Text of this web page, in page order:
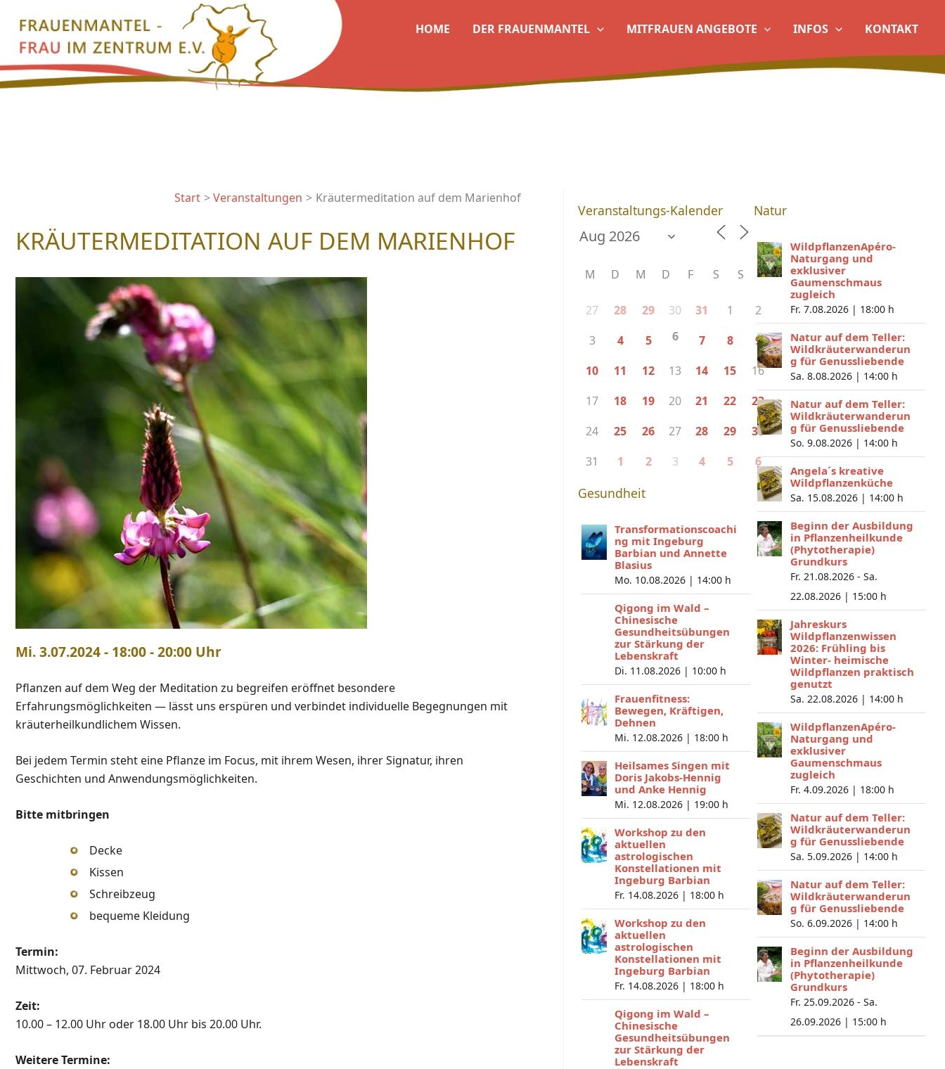
Inhalt
springen
HOME DER FRAUENMANTEL MITFRAUEN ANGEBOTE INFOS KONTAKT
Start Veranstaltungen Kräutermeditation auf dem Marienhof
KRÄUTERMEDITATION AUF DEM MARIENHOF
Mi. 3.07.2024 - 18:00 - 20:00 Uhr
Pflanzen auf dem Weg der Meditation zu begreifen eröffnet besondere
Erfahrungsmöglichkeiten — lässt uns erspüren und verbindet individuelle Begegnungen mit
kräuterheilkundlichem Wissen.
Bei jedem Termin steht eine Pflanze im Focus, mit ihrem Wesen, ihrer Signatur, ihren
Geschichten und Anwendungsmöglichkeiten.
Bitte mitbringen
Decke
Kissen
Schreibzeug
bequeme Kleidung
Termin:
Mittwoch, 07. Februar 2024
Zeit:
10.00 – 12.00 Uhr oder 18.00 Uhr bis 20.00 Uhr.
Weitere Termine:
Veranstaltungs-Kalender
M D M D F S S
27 28 29 30 31 1
2
3
4 5 6 7 8
9
10
11 12 13 14 15
16
17
18 19 20 21 22
23
24
25 26 27 28 29
30
31
1 2 3 4 5 6
Gesundheit
Transformationscoachi
ng mit Ingeburg
Barbian und Annette
Blasius
Mo. 10.08.2026 | 14:00 h
Qigong im Wald –
Chinesische
Gesundheitsübungen
zur Stärkung der
Lebenskraft
Di. 11.08.2026 | 10:00 h
Frauenfitness:
Bewegen, Kräftigen,
Dehnen
Mi. 12.08.2026 | 18:00 h
Heilsames Singen mit
Doris Jakobs-Hennig
und Anke Hennig
Mi. 12.08.2026 | 19:00 h
Workshop zu den
aktuellen
astrologischen
Konstellationen mit
Ingeburg Barbian
Fr. 14.08.2026 | 18:00 h
Workshop zu den
aktuellen
astrologischen
Konstellationen mit
Ingeburg Barbian
Fr. 14.08.2026 | 18:00 h
Qigong im Wald –
Chinesische
Gesundheitsübungen
zur Stärkung der
Lebenskraft
Natur
WildpflanzenApéro-
Naturgang und
exklusiver
Gaumenschmaus
zugleich
Fr. 7.08.2026 | 18:00 h
Natur auf dem Teller:
Wildkräuterwanderun
g für Genussliebende
Sa. 8.08.2026 | 14:00 h
Natur auf dem Teller:
Wildkräuterwanderun
g für Genussliebende
So. 9.08.2026 | 14:00 h
Angela´s kreative
Wildpflanzenküche
Sa. 15.08.2026 | 14:00 h
Beginn der Ausbildung
in Pflanzenheilkunde
(Phytotherapie)
Grundkurs
Fr. 21.08.2026 - Sa.
22.08.2026 | 15:00 h
Jahreskurs
Wildpflanzenwissen
2026: Frühling bis
Winter- heimische
Wildpflanzen praktisch
genutzt
Sa. 22.08.2026 | 14:00 h
WildpflanzenApéro-
Naturgang und
exklusiver
Gaumenschmaus
zugleich
Fr. 4.09.2026 | 18:00 h
Natur auf dem Teller:
Wildkräuterwanderun
g für Genussliebende
Sa. 5.09.2026 | 14:00 h
Natur auf dem Teller:
Wildkräuterwanderun
g für Genussliebende
So. 6.09.2026 | 14:00 h
Beginn der Ausbildung
in Pflanzenheilkunde
(Phytotherapie)
Grundkurs
Fr. 25.09.2026 - Sa.
26.09.2026 | 15:00 h